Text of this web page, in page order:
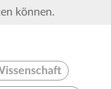
können.